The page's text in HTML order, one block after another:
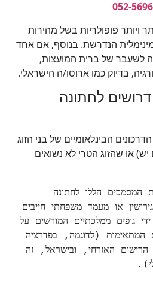
052-
ויותר פופולריות בשל מהירות
הנדרשת. בנוסף, אם אחד
לשעבר של ברית המועצות,
בדיוק כמו ארוסו/ה הישראלי.
לחתונה
הבינלאומיים של בני הזוג
או שהזוג הטרי לא נשואים
כיצד יש להכשיר את המסמכים הללו לחתונה
בג'ורג'יה? מסמכי גירושין או מעמד משפחתי חייבים
להיות מאושרים על ידי גופים ממלכתיים המורשים על
ידי ממשלות המדינות המתאימות (לדוגמה, בפדרציה
הרוסית אלה משרדי הרישום האזרחי, ובישראל, זה